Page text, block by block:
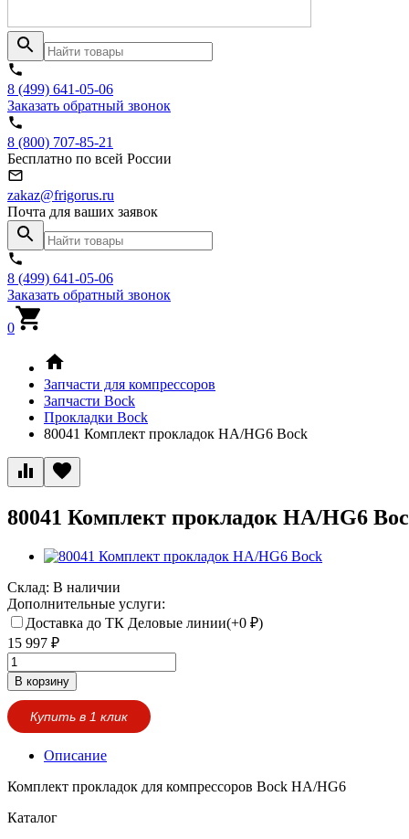
8 (499) 641-05-06
Заказать обратный звонок
8 (800) 707-85-21
Бесплатно по всей России
zakaz@frigorus.ru
Почта для ваших заявок
8 (499) 641-05-06
Заказать обратный звонок
0
Запчасти для компрессоров
Запчасти Bock
Прокладки Bock
80041 Комплект прокладок HA/HG6 Bock
80041 Комплект прокладок HA/HG6
Склад: В наличии
Дополнительные услуги:
Доставка до ТК Деловые линии(+0 ₽)
15 997 ₽
В корзину
Купить в 1 клик
Описание
Комплект прокладок для компрессоров Bock HA/HG6
Каталог